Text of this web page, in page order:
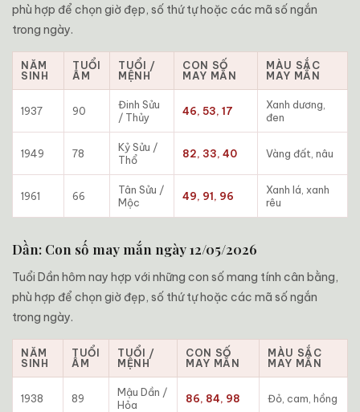
phù hợp để chọn giờ đẹp, số thứ tự hoặc các mã số ngắn
trong ngày.
NĂM
SINH
TUỔI
ÂM
TUỔI /
MỆNH
CON SỐ
MAY MẮN
MÀU SẮC
MAY MẮN
1937 90
Đinh Sửu
/ Thủy
46, 53, 17
Xanh dương,
đen
1949 78
Kỷ Sửu /
Thổ
82, 33, 40 Vàng đất, nâu
1961 66
Tân Sửu /
Mộc
49, 91, 96
Xanh lá, xanh
rêu
Dần: Con số may mắn ngày 12/05/2026
Tuổi Dần hôm nay hợp với những con số mang tính cân bằng,
phù hợp để chọn giờ đẹp, số thứ tự hoặc các mã số ngắn
trong ngày.
NĂM
SINH
TUỔI
ÂM
TUỔI /
MỆNH
CON SỐ
MAY MẮN
MÀU SẮC
MAY MẮN
1938 89
Mậu Dần /
Hỏa
86, 84, 98 Đỏ, cam, hồng